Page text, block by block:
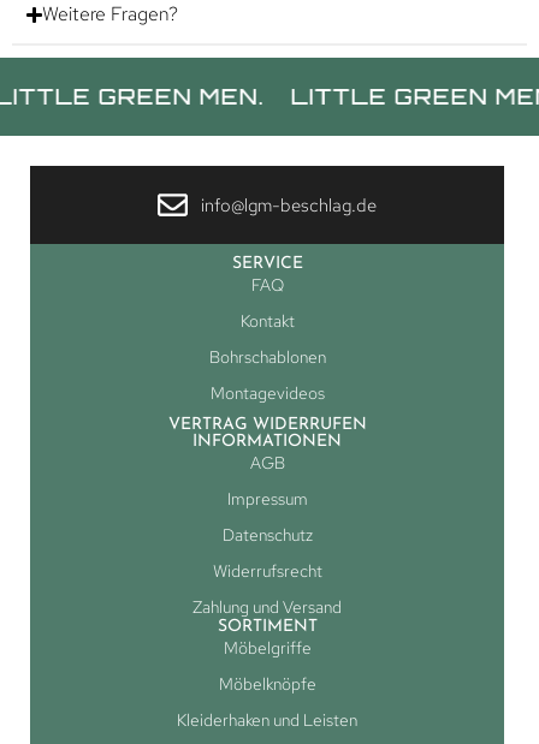
Weitere Fragen?
GREEN MEN. LITTLE GREEN MEN.
info@lgm-beschlag.de
SERVICE
FAQ
Kontakt
Bohrschablonen
Montagevideos
VERTRAG WIDERRUFEN
INFORMATIONEN
AGB
Impressum
Datenschutz
Widerrufsrecht
Zahlung und Versand
SORTIMENT
Möbelgriffe
Möbelknöpfe
Kleiderhaken und Leisten